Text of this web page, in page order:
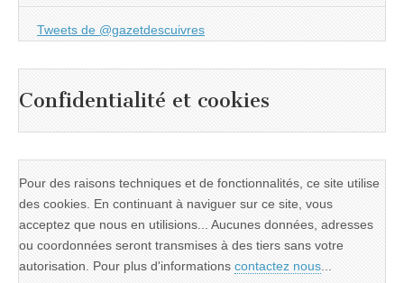
Tweets de @gazetdescuivres
Confidentialité et cookies
Pour des raisons techniques et de fonctionnalités, ce site utilise
des cookies. En continuant à naviguer sur ce site, vous
acceptez que nous en utilisions... Aucunes données, adresses
ou coordonnées seront transmises à des tiers sans votre
autorisation. Pour plus d'informations contactez nous...